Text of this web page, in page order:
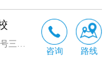
云南省昆明市五华区东风西路123号三合商利写字楼14层D座
咨询 路线